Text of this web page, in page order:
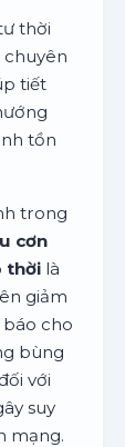
thời
chuyên
tiết
tồn
trong
cơn
thời là
giảm
cho
bùng
với
suy
mạng.